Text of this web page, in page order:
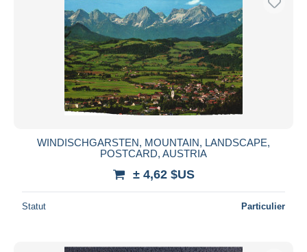
WINDISCHGARSTEN, MOUNTAIN, LANDSCAPE,
POSTCARD, AUSTRIA
± 4,62 $US
Statut Particulier